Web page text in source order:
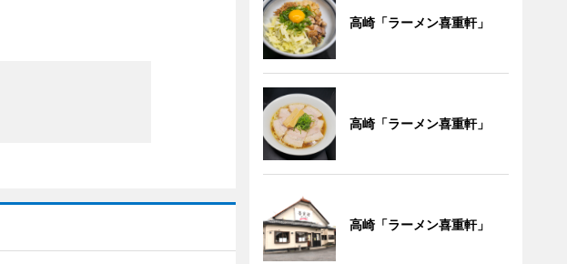
高崎「ラーメン喜重軒」
高崎「ラーメン喜重軒」
高崎「ラーメン喜重軒」